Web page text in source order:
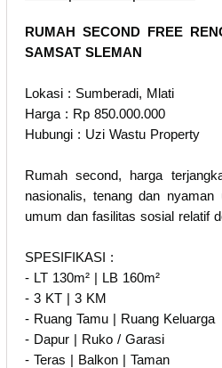
RUMAH SECOND FREE
SAMSAT SLEMAN
Lokasi : Sumberadi, Mlati
Harga : Rp 850.000.000
Hubungi : Uzi Wastu Property
Rumah second, harga
nasionalis, tenang dan
umum dan fasilitas sosial relatif
SPESIFIKASI :
- LT 130m² | LB 160m²
- 3 KT | 3 KM
- Ruang Tamu | Ruang Keluarga
- Dapur | Ruko / Garasi
- Teras | Balkon | Taman